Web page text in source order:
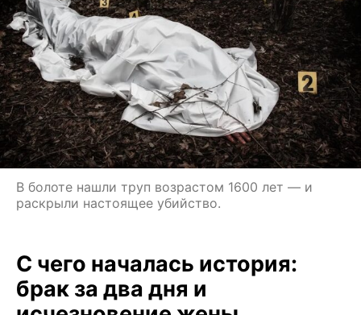
В болоте нашли труп возрастом 1600 лет — и
раскрыли настоящее убийство.
С чего началась история:
брак за два дня и